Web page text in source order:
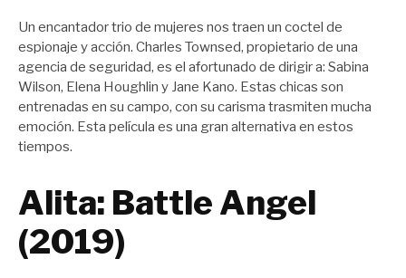
Un encantador trio de mujeres nos traen un coctel de
espionaje y acción. Charles Townsed, propietario de una
agencia de seguridad, es el afortunado de dirigir a: Sabina
Wilson, Elena Houghlin y Jane Kano. Estas chicas son
entrenadas en su campo, con su carisma trasmiten mucha
emoción. Esta película es una gran alternativa en estos
tiempos.
Alita: Battle Angel
(2019)